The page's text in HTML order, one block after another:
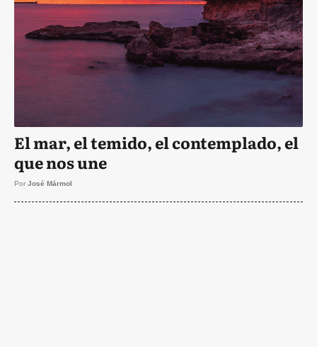
El mar, el temido, el contemplado, el
que nos une
Por José Mármol